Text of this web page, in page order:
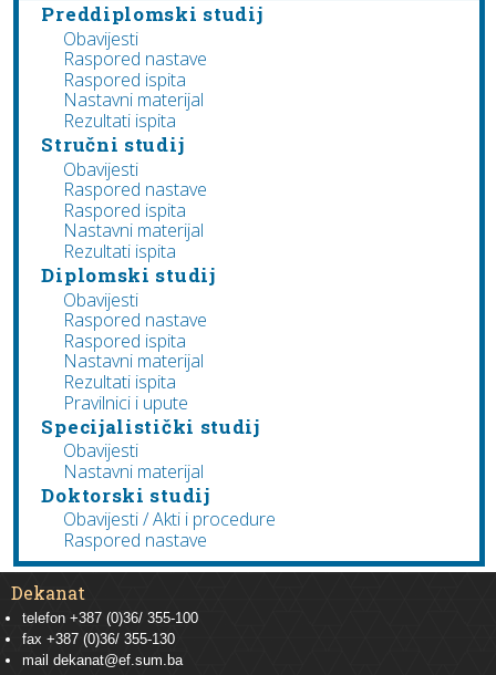
Preddiplomski studij
Obavijesti
Raspored nastave
Raspored ispita
Nastavni materijal
Rezultati ispita
Stručni studij
Obavijesti
Raspored nastave
Raspored ispita
Nastavni materijal
Rezultati ispita
Diplomski studij
Obavijesti
Raspored nastave
Raspored ispita
Nastavni materijal
Rezultati ispita
Pravilnici i upute
Specijalistički studij
Obavijesti
Nastavni materijal
Doktorski studij
Obavijesti / Akti i procedure
Raspored nastave
Dekanat
telefon +387 (0)36/ 355-100
fax +387 (0)36/ 355-130
mail dekanat@ef.sum.ba